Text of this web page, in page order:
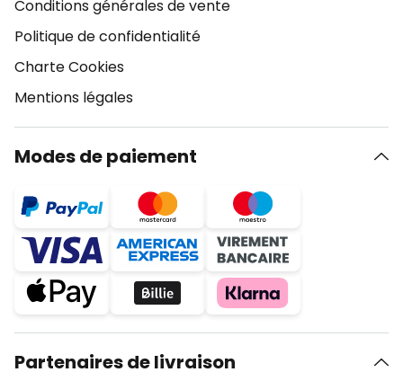
Conditions générales de vente
Politique de confidentialité
Charte Cookies
Mentions légales
Modes de paiement
Partenaires de livraison